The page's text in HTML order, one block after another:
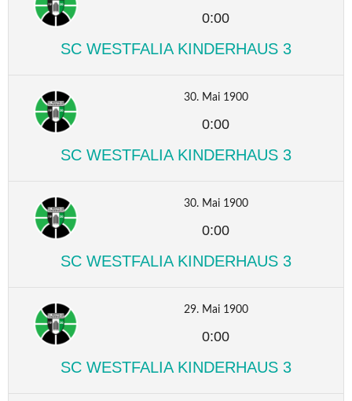
0:00
SC WESTFALIA KINDERHAUS 3
30. Mai 1900
0:00
SC WESTFALIA KINDERHAUS 3
30. Mai 1900
0:00
SC WESTFALIA KINDERHAUS 3
29. Mai 1900
0:00
SC WESTFALIA KINDERHAUS 3